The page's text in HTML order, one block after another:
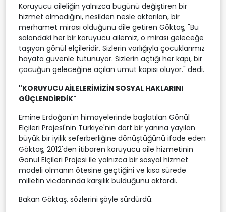
Koruyucu aileliğin yalnızca bugünü değiştiren bir
hizmet olmadığını, nesilden nesle aktarılan, bir
merhamet mirası olduğunu dile getiren Göktaş, "Bu
salondaki her bir koruyucu ailemiz, o mirası geleceğe
taşıyan gönül elçileridir. Sizlerin varlığıyla çocuklarımız
hayata güvenle tutunuyor. Sizlerin açtığı her kapı, bir
çocuğun geleceğine açılan umut kapısı oluyor." dedi.
"KORUYUCU AİLELERİMİZİN SOSYAL HAKLARINI
GÜÇLENDİRDİK"
Emine Erdoğan'ın himayelerinde başlatılan Gönül
Elçileri Projesi'nin Türkiye'nin dört bir yanına yayılan
büyük bir iyilik seferberliğine dönüştüğünü ifade eden
Göktaş, 2012'den itibaren koruyucu aile hizmetinin
Gönül Elçileri Projesi ile yalnızca bir sosyal hizmet
modeli olmanın ötesine geçtiğini ve kısa sürede
milletin vicdanında karşılık bulduğunu aktardı.
Bakan Göktaş, sözlerini şöyle sürdürdü: